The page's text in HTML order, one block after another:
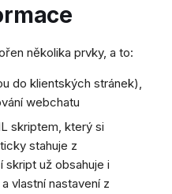
několika prvky, a to:
do klientských stránek),
webchatu
skriptem, který si
stahuje z
skript už obsahuje i
vlastní nastavení z